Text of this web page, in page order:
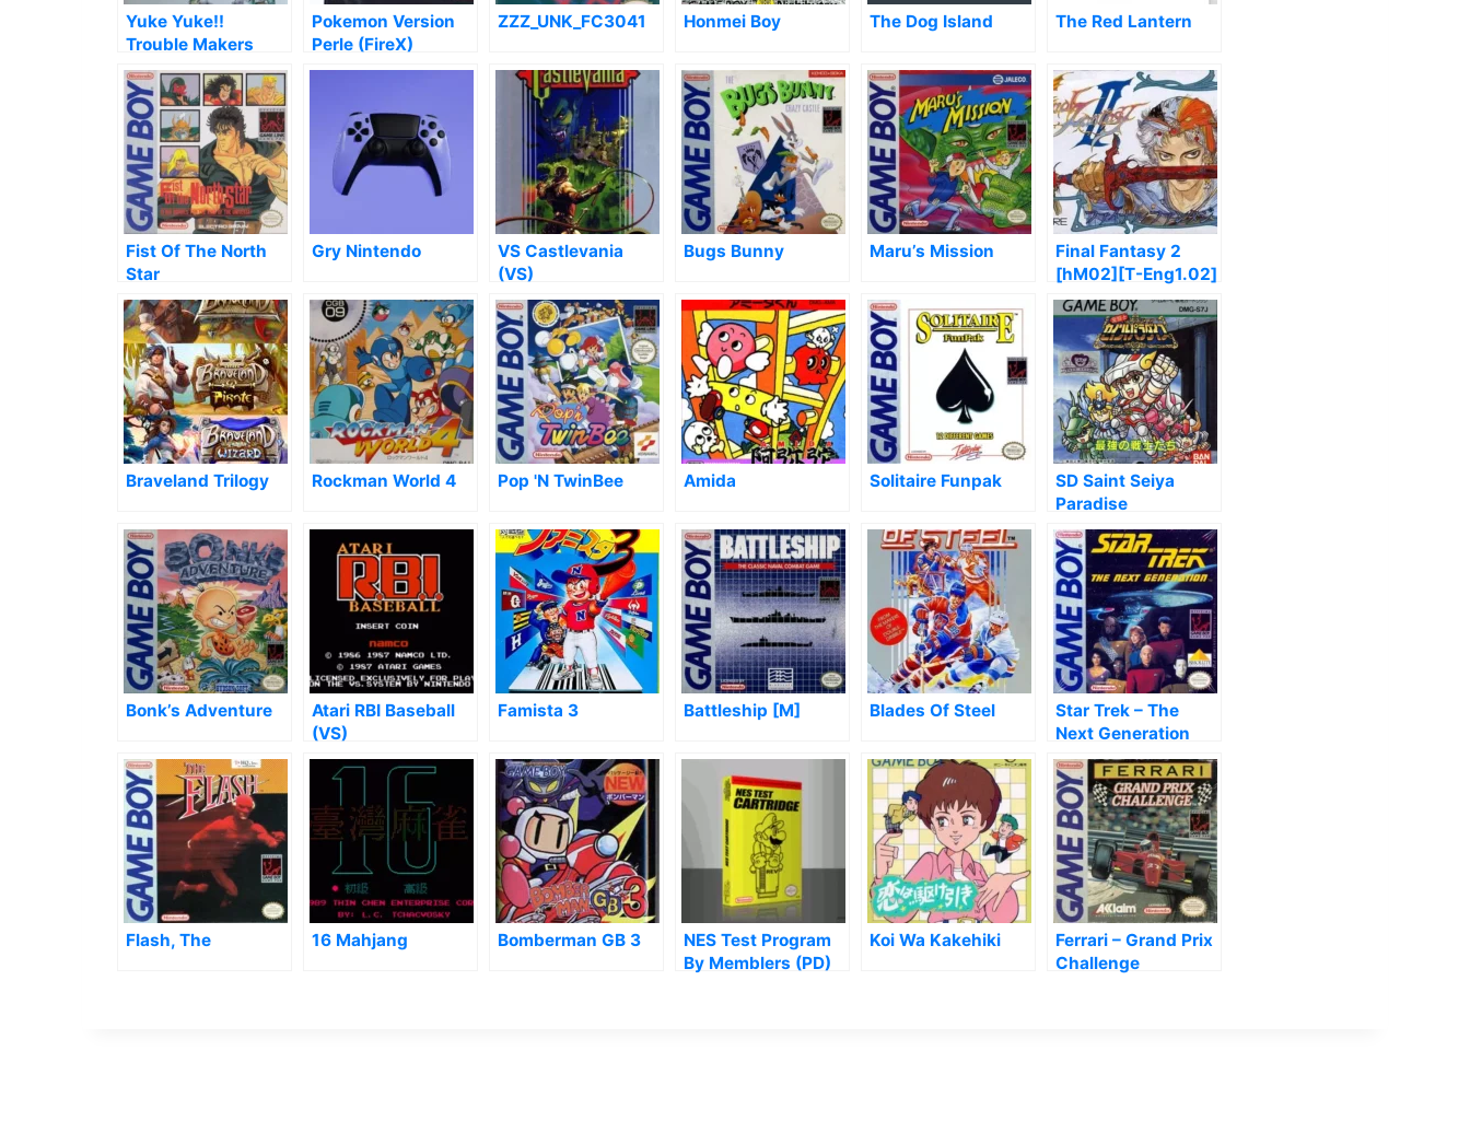
Yuke Yuke!!
Trouble Makers
Pokemon Version
Perle (FireX)
ZZZ_UNK_FC3041 Honmei Boy The Dog Island The Red Lantern
Fist Of The North
Star
Gry Nintendo
VS Castlevania
(VS)
Bugs Bunny Maru’s Mission
Final Fantasy 2
[hM02][T-Eng1.02]
[a3]
Braveland Trilogy Rockman World 4 Pop 'N TwinBee Amida Solitaire Funpak
SD Saint Seiya
Paradise
Bonk’s Adventure
Atari RBI Baseball
(VS)
Famista 3 Battleship [M] Blades Of Steel
Star Trek – The
Next Generation
Flash, The 16 Mahjang Bomberman GB 3
NES Test Program
By Memblers (PD)
Koi Wa Kakehiki
Ferrari – Grand Prix
Challenge